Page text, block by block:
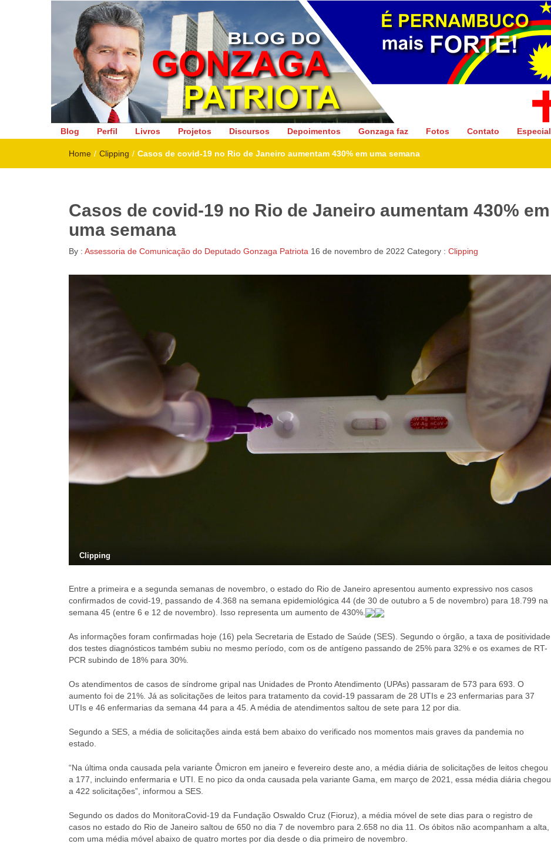
Gonzaga Patriota
Deputado Federal
Blog Perfil Livros Projetos Discursos Depoimentos Gonzaga faz Fotos Contato Especial
Home / Clipping / Casos de covid-19 no Rio de Janeiro aumentam 430% em uma semana
Casos de covid-19 no Rio de Janeiro aumentam 430% em
uma semana
By : Assessoria de Comunicação do Deputado Gonzaga Patriota 16 de novembro de 2022 Category : Clipping
Clipping
Entre a primeira e a segunda semanas de novembro, o estado do Rio de Janeiro apresentou aumento expressivo nos casos
confirmados de covid-19, passando de 4.368 na semana epidemiológica 44 (de 30 de outubro a 5 de novembro) para 18.799 na
semana 45 (entre 6 e 12 de novembro). Isso representa um aumento de 430%.
As informações foram confirmadas hoje (16) pela Secretaria de Estado de Saúde (SES). Segundo o órgão, a taxa de positividade
dos testes diagnósticos também subiu no mesmo período, com os de antígeno passando de 25% para 32% e os exames de RT-
PCR subindo de 18% para 30%.
Os atendimentos de casos de síndrome gripal nas Unidades de Pronto Atendimento (UPAs) passaram de 573 para 693. O
aumento foi de 21%. Já as solicitações de leitos para tratamento da covid-19 passaram de 28 UTIs e 23 enfermarias para 37
UTIs e 46 enfermarias da semana 44 para a 45. A média de atendimentos saltou de sete para 12 por dia.
Segundo a SES, a média de solicitações ainda está bem abaixo do verificado nos momentos mais graves da pandemia no
estado.
“Na última onda causada pela variante Ômicron em janeiro e fevereiro deste ano, a média diária de solicitações de leitos chegou
a 177, incluindo enfermaria e UTI. E no pico da onda causada pela variante Gama, em março de 2021, essa média diária chegou
a 422 solicitações”, informou a SES.
Segundo os dados do MonitoraCovid-19 da Fundação Oswaldo Cruz (Fioruz), a média móvel de sete dias para o registro de
casos no estado do Rio de Janeiro saltou de 650 no dia 7 de novembro para 2.658 no dia 11. Os óbitos não acompanham a alta,
com uma média móvel abaixo de quatro mortes por dia desde o dia primeiro de novembro.